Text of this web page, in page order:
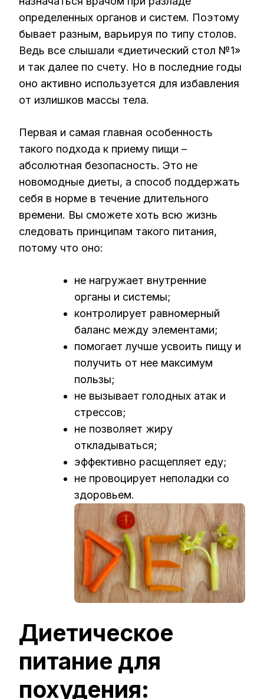
определенных органов и систем. Поэтому
бывает разным, варьируя по типу столов.
Ведь все слышали «диетический стол №1»
и так далее по счету. Но в последние годы
оно активно используется для избавления
от излишков массы тела.
Первая и самая главная особенность
такого подхода к приему пищи –
абсолютная безопасность. Это не
новомодные диеты, а способ поддержать
себя в норме в течение длительного
времени. Вы сможете хоть всю жизнь
следовать принципам такого питания,
потому что оно:
не нагружает внутренние
органы и системы;
контролирует равномерный
баланс между элементами;
помогает лучше усвоить пищу и
получить от нее максимум
пользы;
не вызывает голодных атак и
стрессов;
не позволяет жиру
откладываться;
эффективно расщепляет еду;
не провоцирует неполадки со
здоровьем.
Диетическое
питание для
похудения: